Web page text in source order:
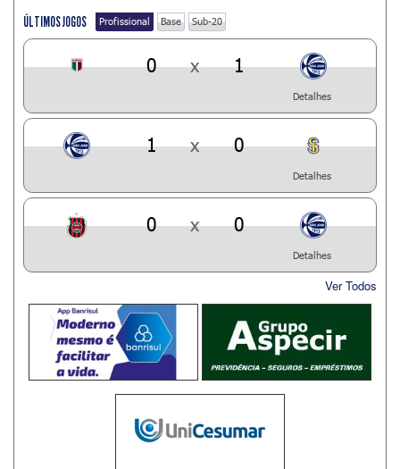
ÚLTIMOS JOGOS Profissional Base Sub-20
0 x 1
Detalhes
1 x 0
Detalhes
0 x 0
Detalhes
Ver Todos